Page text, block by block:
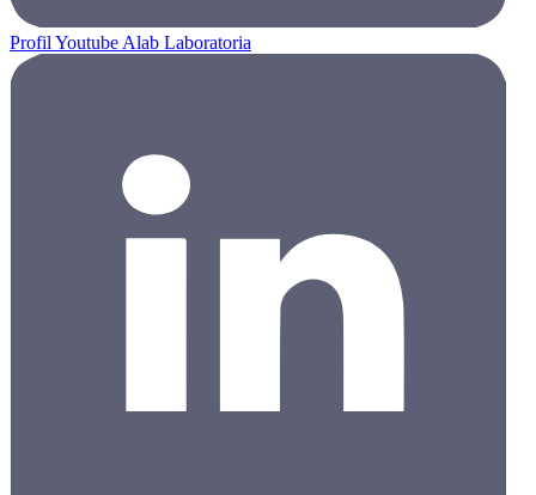
Profil Youtube Alab Laboratoria